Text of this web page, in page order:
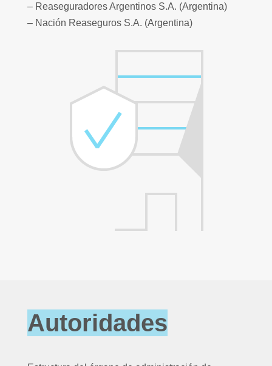
– Reaseguradores Argentinos S.A. (Argentina)
– Nación Reaseguros S.A. (Argentina)
Autoridades